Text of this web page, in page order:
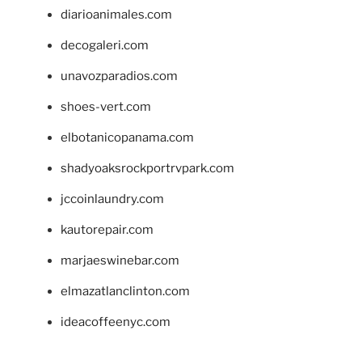
diarioanimales.com
decogaleri.com
unavozparadios.com
shoes-vert.com
elbotanicopanama.com
shadyoaksrockportrvpark.com
jccoinlaundry.com
kautorepair.com
marjaeswinebar.com
elmazatlanclinton.com
ideacoffeenyc.com